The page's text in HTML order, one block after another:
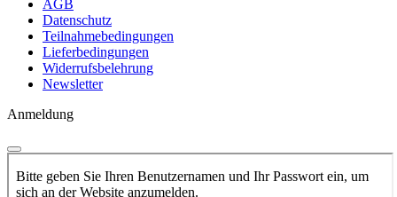
AGB
Datenschutz
Teilnahmebedingungen
Lieferbedingungen
Widerrufsbelehrung
Newsletter
Anmeldung